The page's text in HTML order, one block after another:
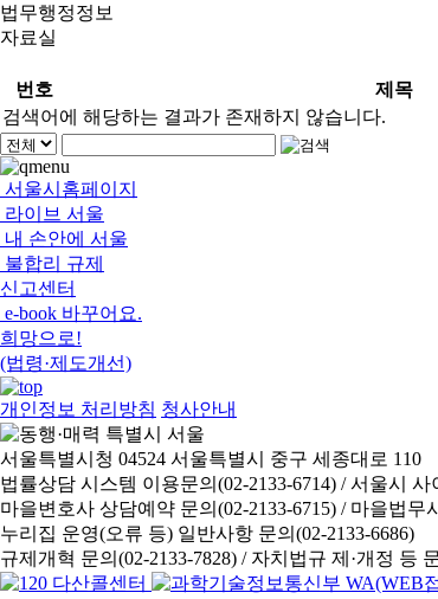
법무행정정보
자료실
번호
제목
검색어에 해당하는 결과가 존재하지 않습니다.
서울시홈페이지
라이브 서울
내 손안에 서울
불합리 규제
신고센터
e-book 바꾸어요.
희망으로!
(법령·제도개선)
개인정보 처리방침 청사안내
서울특별시청 04524 서울특별시 중구 세종대로 110
법률상담 시스템 이용문의(02-2133-6714) /서울시 사
마을변호사 상담예약 문의(02-2133-6715) / 마을법무
누리집 운영(오류 등) 일반사항 문의(02-2133-6686)
규제개혁 문의(02-2133-7828) / 자치법규 제·개정 등